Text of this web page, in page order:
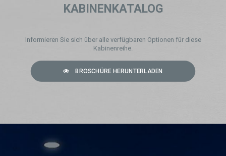
KABINENKATALOG
Informieren Sie sich über alle verfügbaren Optionen für diese
Kabinenreihe.
BROSCHÜRE HERUNTERLADEN